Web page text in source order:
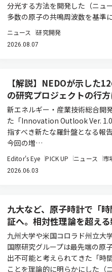
分光する方法を開発した（ニュ
多数の原子の共鳴周波数を基準
ニュース 研究開発
2026.08.07
【解説】NEDOが示した
の研究プロジェクトの行
新エネルギー・産業技術総合開
た「Innovation Outlook Ver.
指すべき新たな羅針盤となる報
今回の増…
Editor's Eye PICK UP ニュース 市
2026.06.03
九大など、原子時計で「
証へ。相対性理論を超え
九州大学や米国コロラド州立大
国際研究グループは最先端の原
出不可能と考えられてきた「時
ことを理論的に明らかにした（